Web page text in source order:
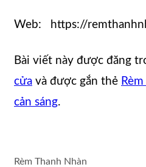
Web: https://
Bài viết này được đăng
cửa và được gắn thẻ
cản sáng.
Rèm Thanh Nhàn